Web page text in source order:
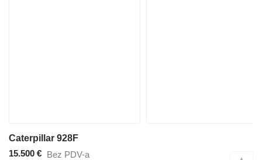
Caterpillar 928F
15.500 € Bez PDV-a